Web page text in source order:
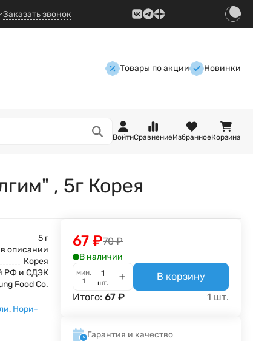
Заказать звонок
Товары по акции Новинки
ВойтиСравнениеИзбранноеКорзина
, 5г Корея
5 г
описании
Корея
РФ и СДЭК
Food Co.
, Нори-
70 ₽
67 ₽
В наличии
мин.
1
шт.
В корзину
Итого:67 ₽ 1 шт.
Гарантия и качество